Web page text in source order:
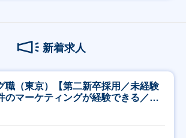
新着求人
職（東京）【第二新卒採用／未経験
のマーケティングが経験できる／研